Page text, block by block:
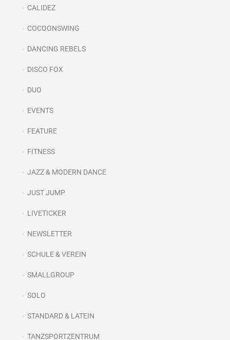
CALIDEZ
COCOONSWING
DANCING REBELS
DISCO FOX
DUO
EVENTS
FEATURE
FITNESS
JAZZ & MODERN DANCE
JUST JUMP
LIVETICKER
NEWSLETTER
SCHULE & VEREIN
SMALLGROUP
SOLO
STANDARD & LATEIN
TANZSPORTZENTRUM